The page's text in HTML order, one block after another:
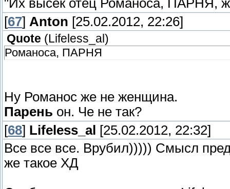
"Их высек отец Романоса, ПАРНЯ,
[67] Anton [25.02.2012, 22:26]
Quote ( Lifeless_al )
Романоса, ПАРНЯ
Ну Романос же не женщина.
Парень он. Че не так?
[68] Lifeless_al
[25.02.2012, 22:32]
Все все все. Врубил))))) Смысл
же такое ХД